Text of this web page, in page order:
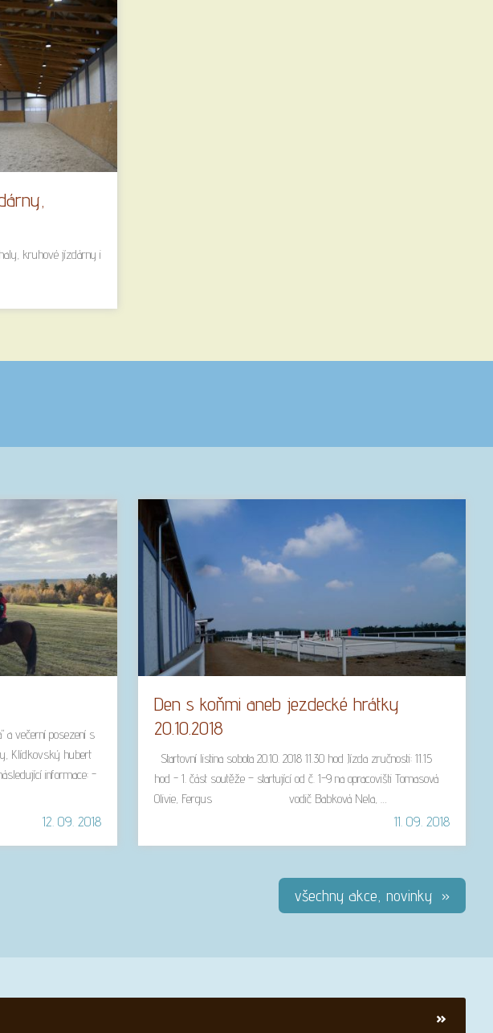
kruhové jízdárny i
a večerní posezení s
Klídkovský hubert
informace: -
s přípitkem,12. 09. 2018
Den s koňmi aneb jezdecké hrátky
20.10.2018
Startovní listina sobota 20.10. 2018 11.30 hod Jízda zručnosti: 11.15
hod - 1. část soutěže – startující od č. 1-9 na opracovišti Tomasová
Olivie, Fergus vodič Babková Nela, …
11. 09. 2018
všechny akce, novinky »
»